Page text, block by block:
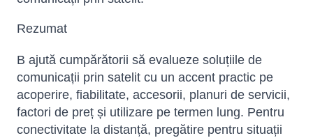
Rezumat
B ajută cumpărătorii să evalueze soluțiile de
comunicații prin satelit cu un accent practic pe
acoperire, fiabilitate, accesorii, planuri de servicii,
factori de preț și utilizare pe termen lung. Pentru
conectivitate la distanță, pregătire pentru situații